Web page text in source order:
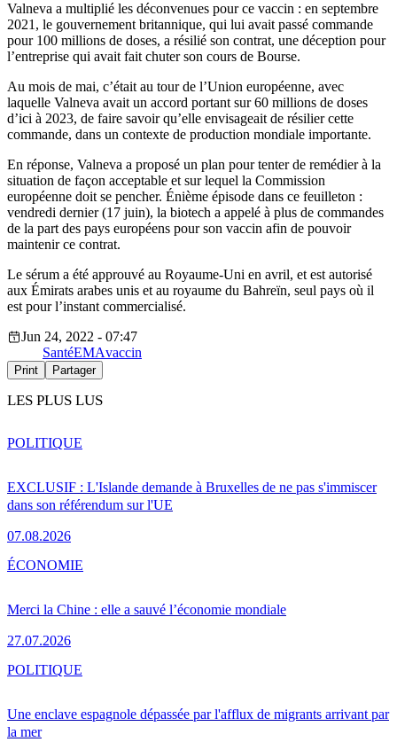
Valneva a multiplié les déconvenues pour ce vaccin : en septembre
2021, le gouvernement britannique, qui lui avait passé commande
pour 100 millions de doses, a résilié son contrat, une déception pour
l’entreprise qui avait fait chuter son cours de Bourse.
Au mois de mai, c’était au tour de l’Union européenne, avec
laquelle Valneva avait un accord portant sur 60 millions de doses
d’ici à 2023, de faire savoir qu’elle envisageait de résilier cette
commande, dans un contexte de production mondiale importante.
En réponse, Valneva a proposé un plan pour tenter de remédier à la
situation de façon acceptable et sur lequel la Commission
européenne doit se pencher. Énième épisode dans ce feuilleton :
vendredi dernier (17 juin), la biotech a appelé à plus de commandes
de la part des pays européens pour son vaccin afin de pouvoir
maintenir ce contrat.
Le sérum a été approuvé au Royaume-Uni en avril, et est autorisé
aux Émirats arabes unis et au royaume du Bahreïn, seul pays où il
est pour l’instant commercialisé.
Jun 24, 2022 - 07:47
SantéEMAvaccin
Print Partager
LES PLUS LUS
EXCLUSIF : L'Islande demande à Bruxelles de ne pas s'immiscer
dans son référendum sur l'UE
07.08.2026
POLITIQUE
Merci la Chine : elle a sauvé l’économie mondiale
27.07.2026
ÉCONOMIE
Une enclave espagnole dépassée par l'afflux de migrants arrivant par
la mer
POLITIQUE